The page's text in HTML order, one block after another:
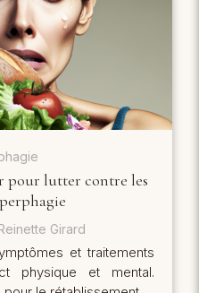
pour lutter contre les
Girard
et traitements
physique et mental.